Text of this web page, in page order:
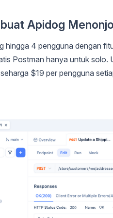
Apidog
hingga 4 pengguna dengan
Postman hanya untuk
$19 per pengguna